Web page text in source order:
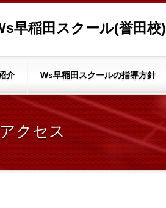
早稲田スクール(誉田校)
介 Ws早稲田スクールの指導方針
クセス